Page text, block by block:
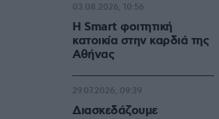
Η Smart φοιτητική
κατοικία στην καρδιά της
Αθήνας
03.08.2026, 10:56
Διασκεδάζουμε
29.07.2026, 09:39